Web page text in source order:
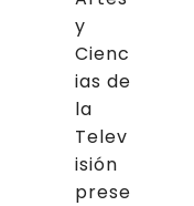
y
Cienc
ias de
la
Telev
isión
prese